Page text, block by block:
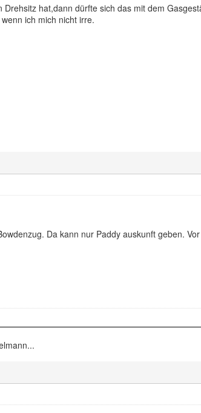
hat,dann dürfte sich das mit dem
ich mich nicht irre.
Da kann nur Paddy auskunft geben.